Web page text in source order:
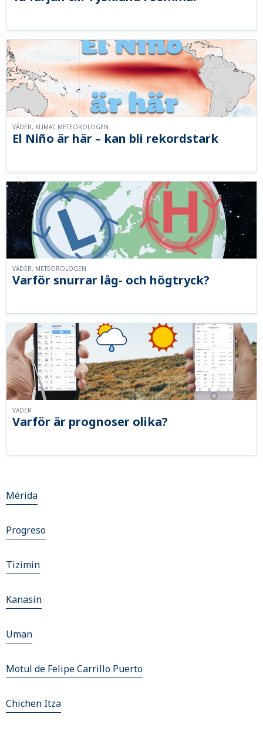
El Niño är här – kan bli rekordstark
VÄDER, KLIMAT, METEOROLOGEN
Varför snurrar låg- och högtryck?
VÄDER, METEOROLOGEN
Varför är prognoser olika?
VÄDER
Mérida
Progreso
Tizimin
Kanasin
Uman
Motul de Felipe Carrillo Puerto
Chichen Itza